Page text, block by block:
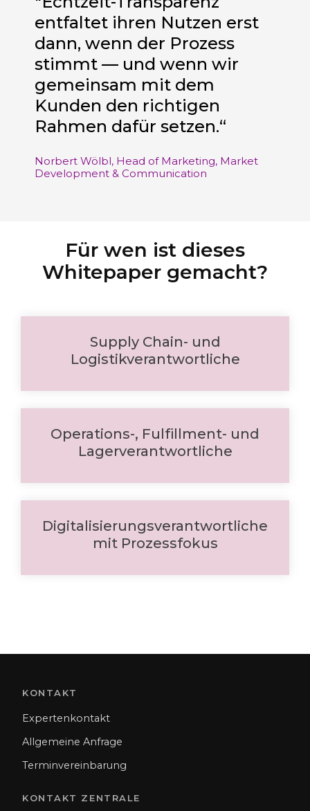
entfaltet ihren Nutzen erst
dann, wenn der Prozess
stimmt — und wenn wir
gemeinsam mit dem
Kunden den richtigen
Rahmen dafür setzen.“
Norbert Wölbl, Head of Marketing, Market
Development & Communication
Für wen ist dieses
Whitepaper gemacht?
Supply Chain- und
Logistikverantwortliche
Operations-, Fulfillment- und
Lagerverantwortliche
Digitalisierungsverantwortliche
mit Prozessfokus
KONTAKT
Expertenkontakt
Allgemeine Anfrage
Terminvereinbarung
KONTAKT ZENTRALE